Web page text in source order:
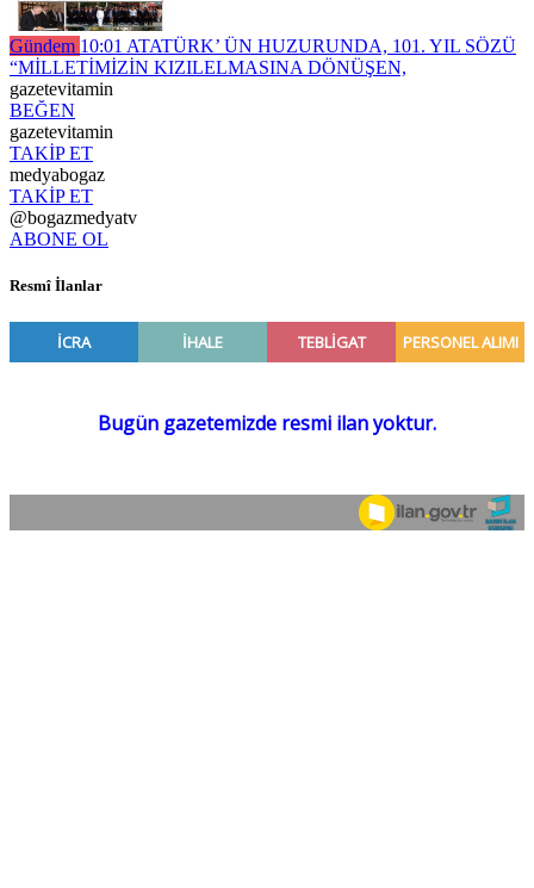
Gündem 10:01 ATATÜRK’ ÜN HUZURUNDA, 101. YIL SÖZÜ
“MİLLETİMİZİN KIZILELMASINA DÖNÜŞEN,
gazetevitamin
BEĞEN
gazetevitamin
TAKİP ET
medyabogaz
TAKİP ET
@bogazmedyatv
ABONE OL
Resmî İlanlar